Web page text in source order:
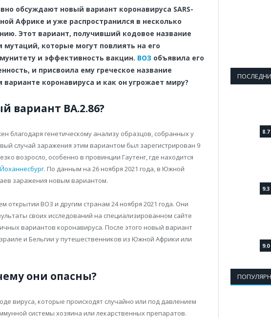
обсуждают новый вариант коронавируса SARS-
Африке и уже распространился в несколько
Этот вариант, получивший кодовое название
которые могут повлиять на его
и эффективность вакцин. ВОЗ объявила его
и присвоила ему греческое название
коронавируса и как он угрожает миру?
вариант BA.2.86?
благодаря генетическому анализу образцов, собранных у
случай заражения этим вариантом был зарегистрирован 9
возросло, особенно в провинции Гаутенг, где находится
Йоханнесбург. По данным на 26 ноября 2021 года, в Южной
заражения новым вариантом.
открытии ВОЗ и другим странам 24 ноября 2021 года. Они
своих исследований на специализированном сайте
вариантов коронавируса. После этого новый вариант
и Бельгии у путешественников из Южной Африки или
они опасны?
вируса, которые происходят случайно или под давлением
системы хозяина или лекарственных препаратов.
8.7
9.3
9.0